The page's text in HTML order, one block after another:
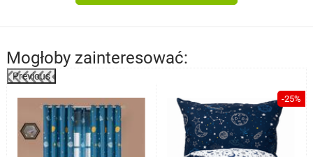
Mogłoby zainteresować:
Previous
-25%